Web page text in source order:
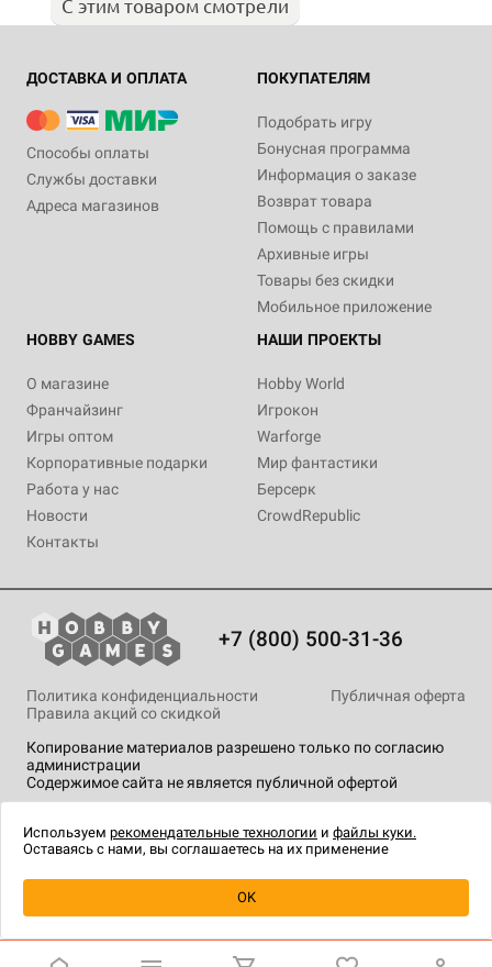
Купить| 4 490 ₽
С этим товаром смотрели
ДОСТАВКА И ОПЛАТА
Способы оплаты
Службы доставки
Адреса магазинов
ПОКУПАТЕЛЯМ
Подобрать игру
Бонусная программа
Информация о заказе
Возврат товара
Помощь с правилами
Архивные игры
Товары без скидки
Мобильное приложение
HOBBY GAMES
О магазине
Франчайзинг
Игры оптом
Корпоративные подарки
Работа у нас
Новости
Контакты
НАШИ ПРОЕКТЫ
Hobby World
Игрокон
Warforge
Мир фантастики
Берсерк
CrowdRepublic
+7 (800) 500-31-36
Копирование материалов разрешено только по согласию
администрации
Содержимое сайта не является публичной офертой
Политика конфиденциальности
Публичная оферта
Правила акций со скидкой
технологии.
Используем рекомендательные технологии и файлы куки.
Оставаясь с нами, вы соглашаетесь на их применение
OK